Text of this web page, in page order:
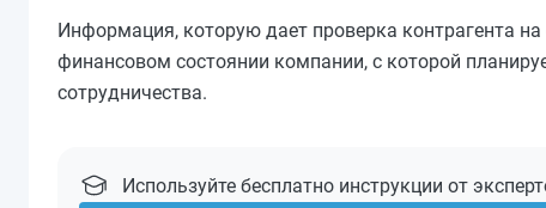
Информация, которую дает проверка контрагента
финансовом состоянии компании, с которой
сотрудничества.
Используйте бесплатно инструкции от